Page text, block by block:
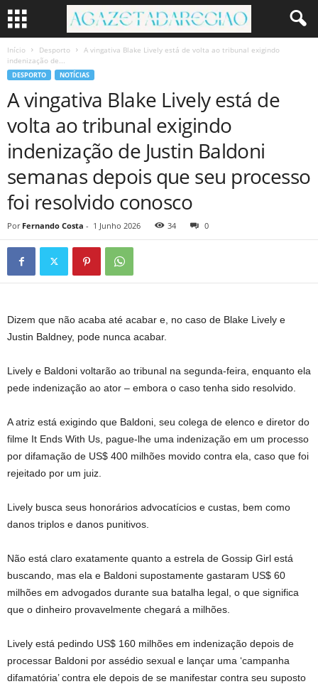
Início Desporto
A vingativa Blake Lively está de volta ao tribunal exigindo
indenização de...
DESPORTO NOTÍCIAS
A vingativa Blake Lively está de
volta ao tribunal exigindo
indenização de Justin Baldoni
semanas depois que seu processo
foi resolvido conosco
Por Fernando Costa - 1 Junho 2026 34 0
Dizem que não acaba até acabar e, no caso de Blake Lively e
Justin Baldney, pode nunca acabar.
Lively e Baldoni voltarão ao tribunal na segunda-feira, enquanto ela
pede indenização ao ator – embora o caso tenha sido resolvido.
A atriz está exigindo que Baldoni, seu colega de elenco e diretor do
filme It Ends With Us, pague-lhe uma indenização em um processo
por difamação de US$ 400 milhões movido contra ela, caso que foi
rejeitado por um juiz.
Lively busca seus honorários advocatícios e custas, bem como
danos triplos e danos punitivos.
Não está claro exatamente quanto a estrela de Gossip Girl está
buscando, mas ela e Baldoni supostamente gastaram US$ 60
milhões em advogados durante sua batalha legal, o que significa
que o dinheiro provavelmente chegará a milhões.
Lively está pedindo US$ 160 milhões em indenização depois de
processar Baldoni por assédio sexual e lançar uma ‘campanha
difamatória’ contra ele depois de se manifestar contra seu suposto